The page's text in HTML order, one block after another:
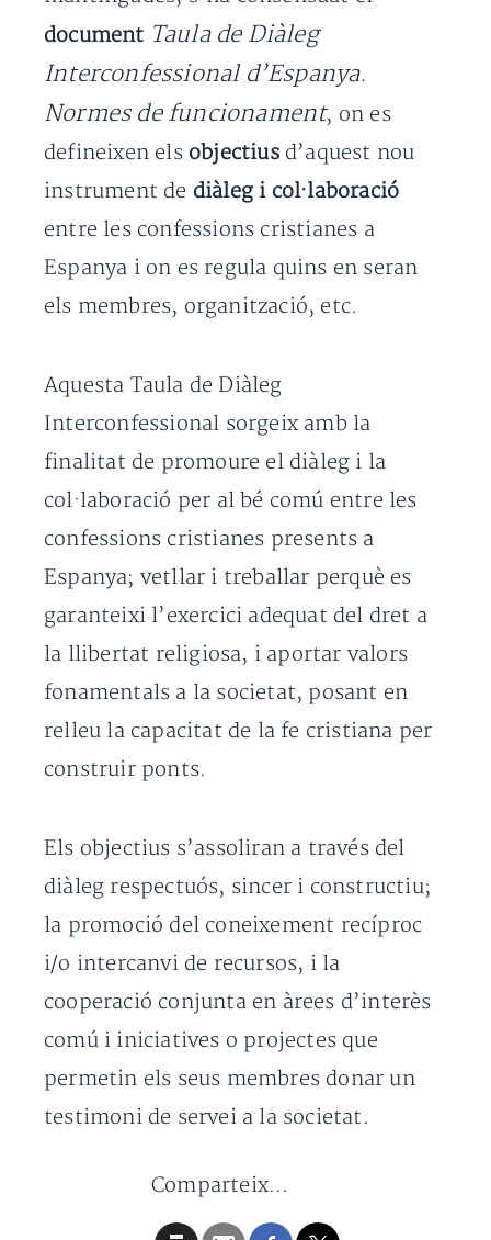
document Taula de Diàleg
Interconfessional d’Espanya.
Normes de funcionament, on es
defineixen els objectius d’aquest nou
instrument de diàleg i col·laboració
entre les confessions cristianes a
Espanya i on es regula quins en seran
els membres, organització, etc.
Aquesta Taula de Diàleg
Interconfessional sorgeix amb la
finalitat de promoure el diàleg i la
col·laboració per al bé comú entre les
confessions cristianes presents a
Espanya; vetllar i treballar perquè es
garanteixi l’exercici adequat del dret a
la llibertat religiosa, i aportar valors
fonamentals a la societat, posant en
relleu la capacitat de la fe cristiana per
construir ponts.
Els objectius s’assoliran a través del
diàleg respectuós, sincer i constructiu;
la promoció del coneixement recíproc
i/o intercanvi de recursos, i la
cooperació conjunta en àrees d’interès
comú i iniciatives o projectes que
permetin els seus membres donar un
testimoni de servei a la societat.
Comparteix...